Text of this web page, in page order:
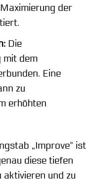
der
Die
mit dem
Eine
zu
erhöhten
„Improve“ ist
diese tiefen
aktivieren und zu